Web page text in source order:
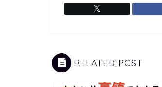
RELATED POST